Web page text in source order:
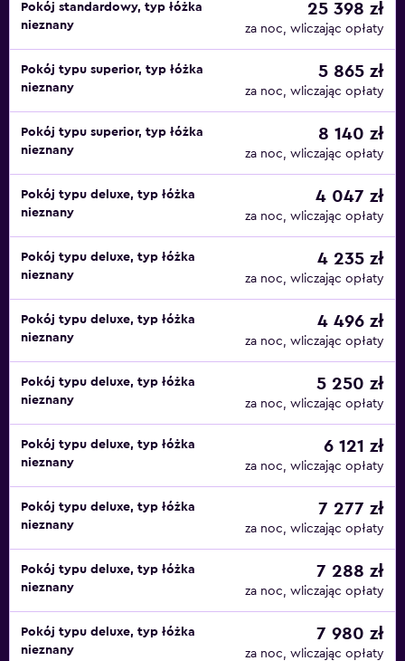
Pokój standardowy, typ łóżka
nieznany
25 398 zł
za noc, wliczając opłaty
Pokój typu superior, typ łóżka
nieznany
5 865 zł
za noc, wliczając opłaty
Pokój typu superior, typ łóżka
nieznany
8 140 zł
za noc, wliczając opłaty
Pokój typu deluxe, typ łóżka
nieznany
4 047 zł
za noc, wliczając opłaty
Pokój typu deluxe, typ łóżka
nieznany
4 235 zł
za noc, wliczając opłaty
Pokój typu deluxe, typ łóżka
nieznany
4 496 zł
za noc, wliczając opłaty
Pokój typu deluxe, typ łóżka
nieznany
5 250 zł
za noc, wliczając opłaty
Pokój typu deluxe, typ łóżka
nieznany
6 121 zł
za noc, wliczając opłaty
Pokój typu deluxe, typ łóżka
nieznany
7 277 zł
za noc, wliczając opłaty
Pokój typu deluxe, typ łóżka
nieznany
7 288 zł
za noc, wliczając opłaty
Pokój typu deluxe, typ łóżka
nieznany
7 980 zł
za noc, wliczając opłaty